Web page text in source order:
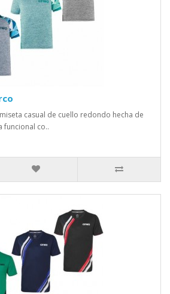
casual de cuello redondo hecha de
funcional co..